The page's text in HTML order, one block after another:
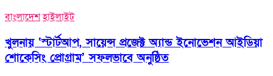
বাংলাদেশহাইলাইট
খুলনায় ‘স্টার্টআপ, সায়েন্স প্রজেক্ট অ্যান্ড ইনোভেশন আইডিয়া
শোকেসিং প্রোগ্রাম’ সফলভাবে অনুষ্ঠিত